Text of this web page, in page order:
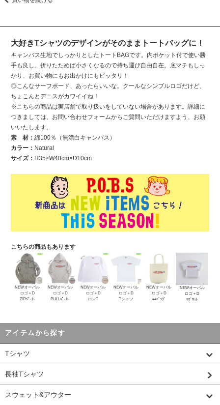
大好きTシャツのデザインがそのままトートバッグに！
キャンバス生地でしっかりとしたトートBAGです。内ポケット付で使い勝
手も良し。折りたためば小さくなるので持ち運び自由自在。底マチもしっ
かり、お買い物にもお出かけにもピッタリ！
◎こんなサーフボード、あったらいいな。クールなシンプルロゴだけど、
ちょこんとデニスがカワイイね！
※こちらの商品は実店舗で取り扱いをしていない場合があります。詳細に
つきましては、お問い合わせフォームからご質問いただけますよう、お願
いいたします。
素 材：綿100％（無漂白キャンバス）
カラー： Natural
サイズ： H35×W40cm×D10cm
こちらの商品もあります
NEWオーバル
ロゴ＋D
ZIPﾊﾟｰｶｰ
NEWオーバル
ロゴ＋D
PULLﾊﾟｰｶｰ
NEWオーバル
ロゴ＋D
ロンT
NEWオーバル
ロゴ＋D
Tシャツ
NEWオーバル
ロゴ＋D
ｴｺﾊﾞｯｸﾞ
NEWオーバル
ロゴ＋D
ﾏｸﾞﾈｯﾄ
アイテムから探す
Tシャツ
長袖Tシャツ
スウェット&アウター